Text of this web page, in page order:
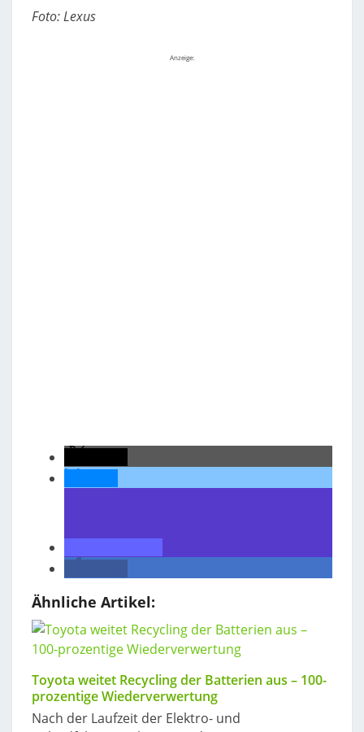
Foto: Lexus
Anzeige:
Ähnliche Artikel:
Toyota weitet Recycling der Batterien aus – 100-
prozentige Wiederverwertung
Nach der Laufzeit der Elektro- und